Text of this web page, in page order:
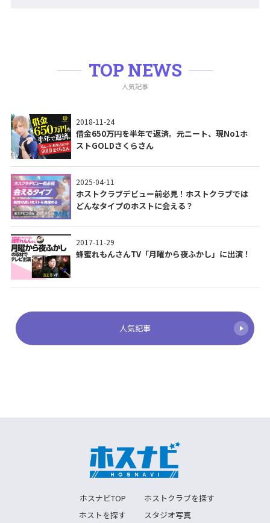
TOP NEWS
人気記事
2018-11-24
借金650万円を半年で返済。元ニート、現No1ホ
ストGOLDさくらさん
2025-04-11
ホストクラブデビュー前必見！ホストクラブでは
どんなタイプのホストに会える？
2017-11-29
蜂蜜れもんさんTV「月曜から夜ふかし」に出演！
人気記事
ホスナビTOP
ホストクラブを探す
ホストを探す
スタジオ写真